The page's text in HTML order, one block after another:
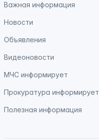
Важная информация
Новости
Объявления
Видеоновости
МЧС информирует
Прокуратура информирует
Полезная информация